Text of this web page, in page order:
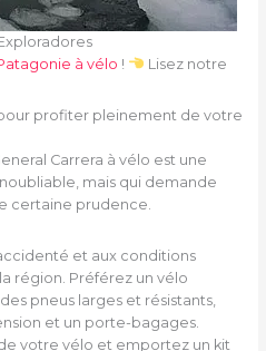
à vélo !
Lisez notre
profiter pleinement de votre
Carrera à vélo est une
mais qui demande
certaine prudence.
et aux conditions
région. Préférez un vélo
pneus larges et résistants,
et un porte-bagages.
votre vélo et emportez un kit